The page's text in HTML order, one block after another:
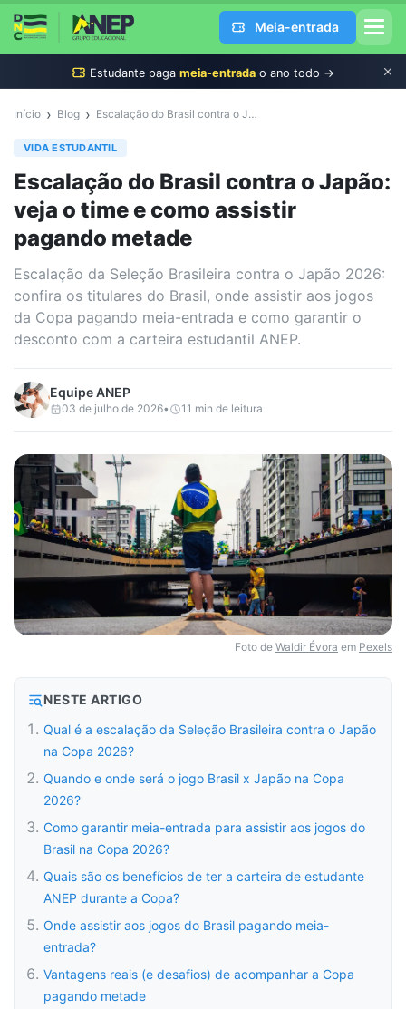
Meia-entrada
Estudante paga meia-entrada o ano todo →
Início › Blog › Escalação do Brasil contra o Japão: veja o time e como assistir pagando metade
VIDA ESTUDANTIL
Escalação do Brasil contra o Japão:
veja o time e como assistir
pagando metade
Escalação da Seleção Brasileira contra o Japão 2026:
confira os titulares do Brasil, onde assistir aos jogos
da Copa pagando meia-entrada e como garantir o
desconto com a carteira estudantil ANEP.
EquipeANEP
03 de julho de 2026• 11 min de leitura
Foto de Waldir Évora em Pexels
NESTE ARTIGO
Qual é a escalação da Seleção Brasileira contra o Japão
na Copa 2026?
Quando e onde será o jogo Brasil x Japão na Copa
2026?
Como garantir meia-entrada para assistir aos jogos do
Brasil na Copa 2026?
Quais são os benefícios de ter a carteira de estudante
ANEP durante a Copa?
Onde assistir aos jogos do Brasil pagando meia-
entrada?
Vantagens reais (e desafios) de acompanhar a Copa
pagando metade